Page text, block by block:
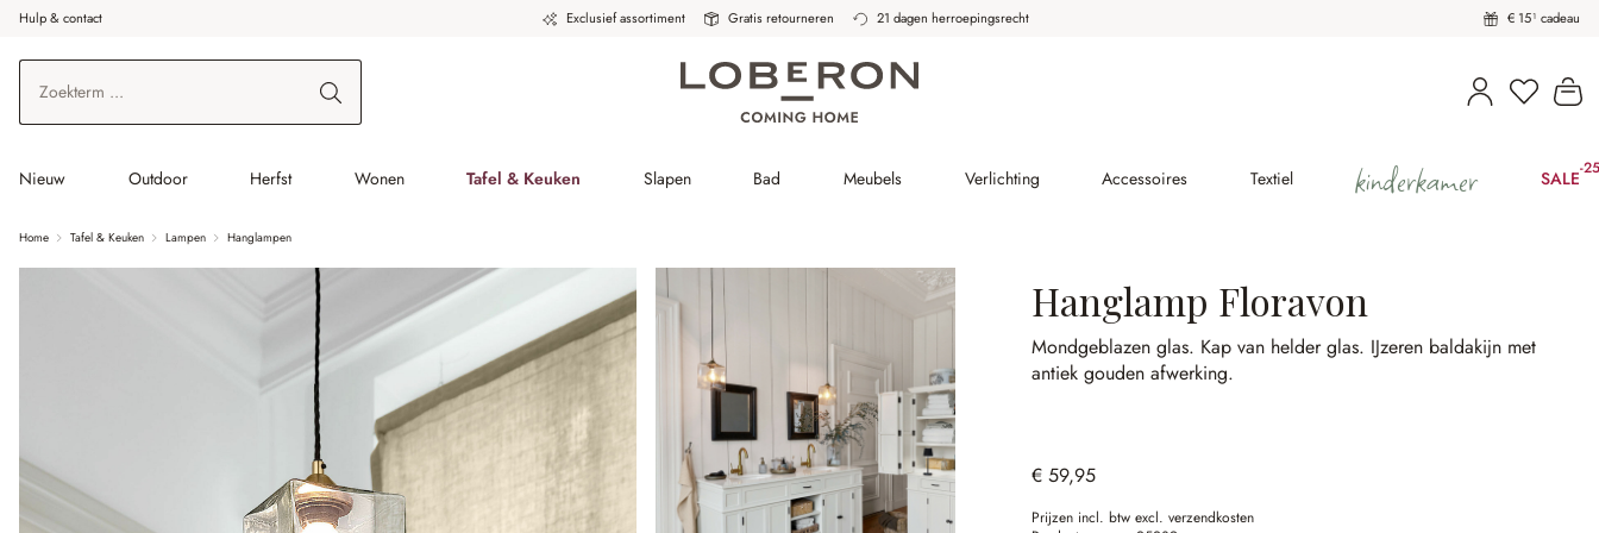
de hoofdinhoud
Ga naar zoeken
Ga naar de hoofdnavigatie
Hulp & contact Exclusief assortiment Gratis retourneren 21 dagen herroepingsrecht € 15¹ cadeau
U heeft
Nieuw Outdoor Herfst Wonen Tafel & Keuken Slapen Bad Meubels Verlichting Accessoires Textiel kinderkamer SALE-
Home Tafel & Keuken Lampen Hanglampen
Hanglamp Floravon
Mondgeblazen glas. Kap van helder glas. IJzeren baldakijn met
antiek gouden afwerking.
€ 59,95
Prijzen incl. btw excl. verzendkosten